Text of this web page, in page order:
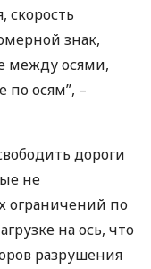
скорость
знак,
между осями,
по осям”, –
дороги
не
ограничений по
на ось, что
разрушения